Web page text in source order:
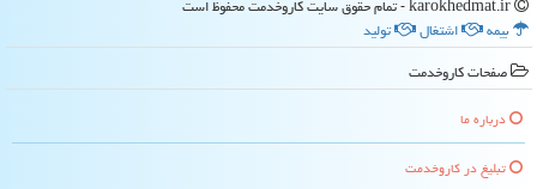
بیمه
اشتغال
تولید
صفحات كاروخدمت
درباره ما
تبلیغ در كاروخدمت